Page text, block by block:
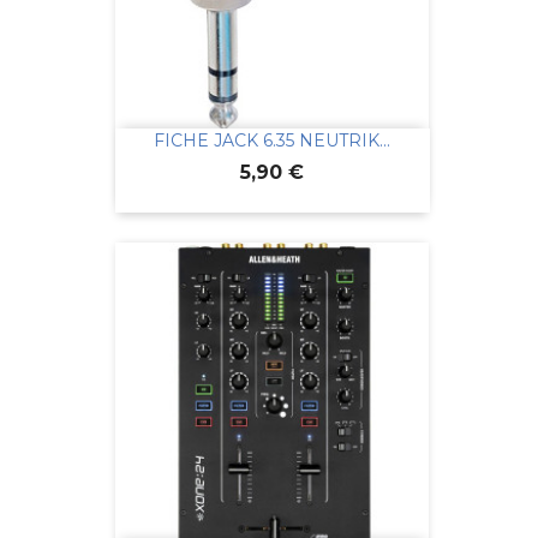
FICHE JACK 6.35 NEUTRIK...
Prix
5,90 €